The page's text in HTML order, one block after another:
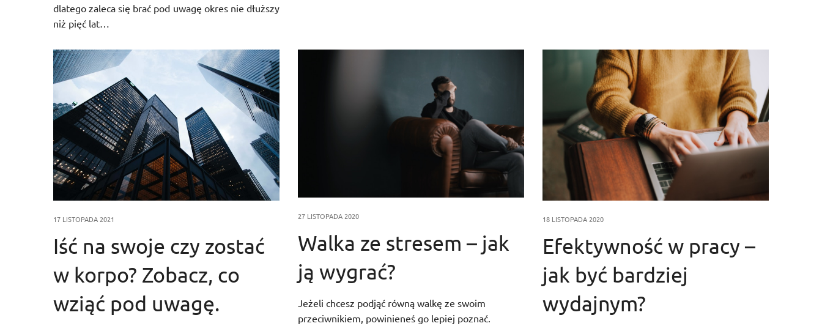
dlatego zaleca się brać pod uwagę okres nie dłuższy
niż pięć lat…
17 LISTOPADA 2021
Iść na swoje czy zostać
w korpo? Zobacz, co
wziąć pod uwagę.
27 LISTOPADA 2020
Walka ze stresem – jak
ją wygrać?
Jeżeli chcesz podjąć równą walkę ze swoim
przeciwnikiem, powinieneś go lepiej poznać.
18 LISTOPADA 2020
Efektywność w pracy –
jak być bardziej
wydajnym?